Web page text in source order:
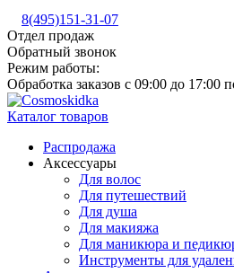
8(495)151-31-07
Отдел продаж
Обратный звонок
Режим работы:
Обработка заказов с 09:00 до 17:00
Каталог товаров
Распродажа
Аксессуары
Для волос
Для путешествий
Для душа
Для макияжа
Для маникюра и
Инструменты для